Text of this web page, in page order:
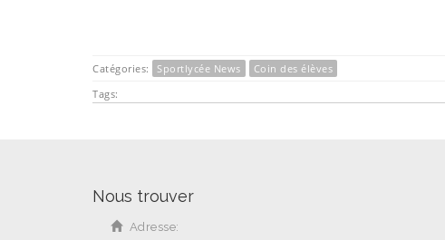
Catégories: Sportlycée News
Coin des élèves
Tags:
Nous trouver
Adresse: